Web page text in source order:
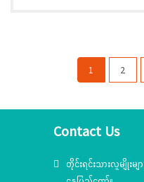
1 2
Contact Us
တိုင်းရင်းသားလူမျိုးမျ